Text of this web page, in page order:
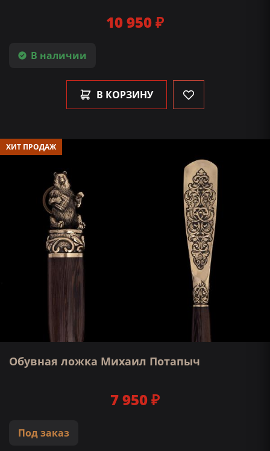
В наличии
10 950 ₽
В КОРЗИНУ
ХИТ ПРОДАЖ
Обувная ложка Михаил Потапыч
Под заказ
7 950 ₽